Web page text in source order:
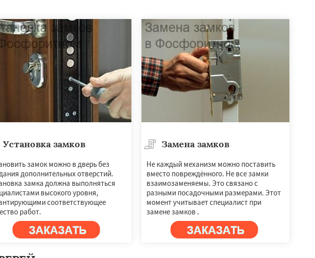
Установка замков
замок можно в дверь без
дополнительных отверстий.
замка должна выполняться
высокого уровня,
соответствующее
работ.
Замена замков
Не каждый механизм можно поставить
вместо повреждённого. Не все замки
взаимозаменяемы. Это связано с
разными посадочными размерами. Этот
момент учитывает специалист при
замене замков .
×